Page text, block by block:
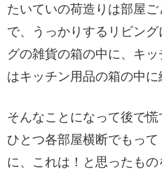
たいていの荷造りは部屋
で、うっかりするリビン
グの雑貨の箱の中に、キ
はキッチン用品の箱の中に
そんなことになって後で
ひとつ各部屋横断でもっ
に、これは！と思ったも